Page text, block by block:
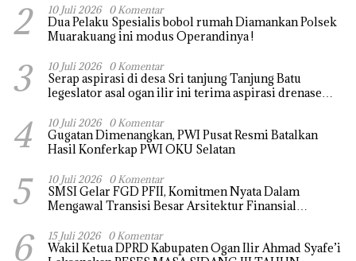
2 10 Juli 2026 0 Komentar
Dua Pelaku Spesialis bobol rumah Diamankan Polsek
Muarakuang ini modus Operandinya !
3 10 Juli 2026 0 Komentar
Serap aspirasi di desa Sri tanjung Tanjung Batu
legeslator asal ogan ilir ini terima aspirasi drenase
hujan
4 10 Juli 2026 0 Komentar
Gugatan Dimenangkan, PWI Pusat Resmi Batalkan
Hasil Konferkap PWI OKU Selatan
5 10 Juli 2026 0 Komentar
SMSI Gelar FGD PFII, Komitmen Nyata Dalam
Mengawal Transisi Besar Arsitektur Finansial
6 15 Juli 2026 0 Komentar
Wakil Ketua DPRD Kabupaten Ogan Ilir Ahmad Syafe’i